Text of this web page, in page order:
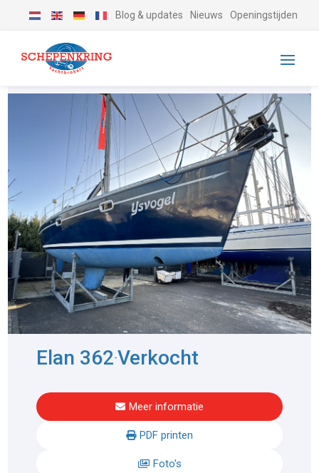
Blog & updates Nieuws Openingstijden
Elan 362-Verkocht
Meer informatie
PDF printen
Foto's